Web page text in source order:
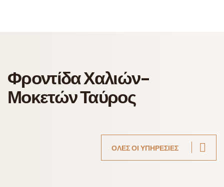
Φροντίδα Χαλιών-
Μοκετών Ταύρος
ΟΛΕΣ ΟΙ ΥΠΗΡΕΣΙΕΣ